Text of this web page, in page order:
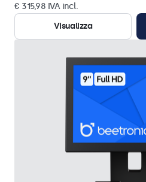
€ 315,98 IVA incl.
Visualizza